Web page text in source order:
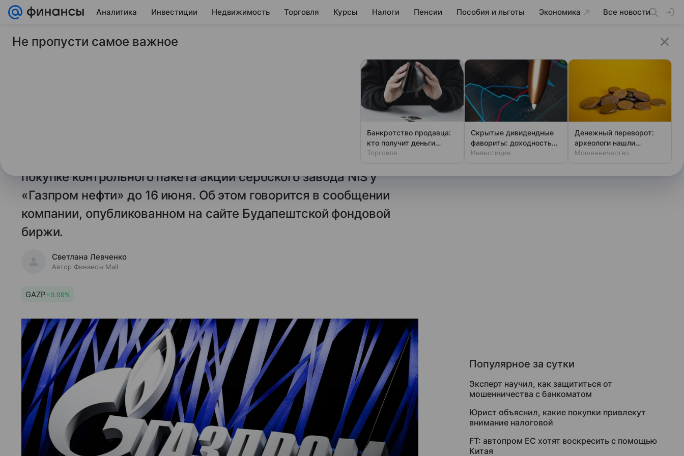
Аналитика Инвестиции Недвижимость Торговля Курсы Налоги Пенсии Пособия и льготы Экономика Все новости
7 июня 2026 Финансы Mail
Венгерская нефтегазовая группа MOL получила от Управления по
контролю за иностранными активами (OFAC) Минфина США
новое разрешение. Регулятор продлил срок переговоров о
покупке контрольного пакета акций сербского завода NIS у
«Газпром нефти» до 16 июня. Об этом говорится в сообщении
компании, опубликованном на сайте Будапештской фондовой
биржи.
Светлана Левченко
Автор Финансы Mail
GAZP+0.09%
Популярное за сутки
Эксперт научил, как защититься от
мошенничества с банкоматом
Юрист объяснил, какие покупки привлекут
внимание налоговой
FT: автопром ЕС хотят воскресить с помощью
Китая
Не пропусти самое важное
Банкротство продавца:
кто получит деньги
первым
Торговля
Скрытые дивидендные
фавориты: доходность
выше ключевой ставки
Инвестиции
Денежный переворот:
археологи нашли
фальшивки XIV века
Мошенничество